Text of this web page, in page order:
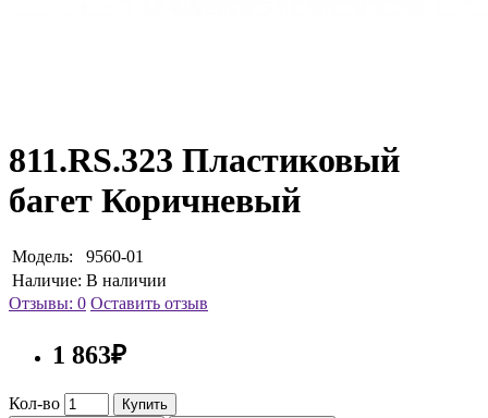
811.RS.323 Пластиковый
багет Коричневый
Модель:
9560-01
Наличие: В наличии
Отзывы: 0 Оставить отзыв
1 863₽
Кол-во
Купить